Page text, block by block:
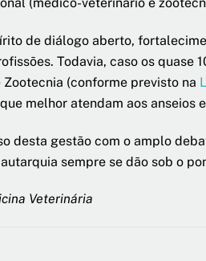
de diálogo aberto,
Todavia, caso os
(conforme previsto na
melhor atendam aos anseios
desta gestão com o amplo
sempre se dão sob o
Veterinária